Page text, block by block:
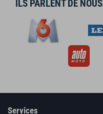
ILS PARLENT DE NOUS
Services